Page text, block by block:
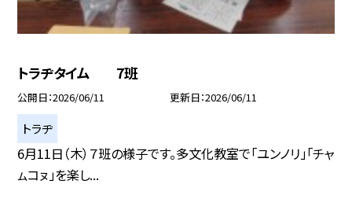
トラヂタイム 7班
公開日 2026/06/11 更新日 2026/06/11
トラヂ
6月11日（木）７班の様子です。多文化教室で「ユンノリ」「チャ
ㇺコㇴ」を楽し...